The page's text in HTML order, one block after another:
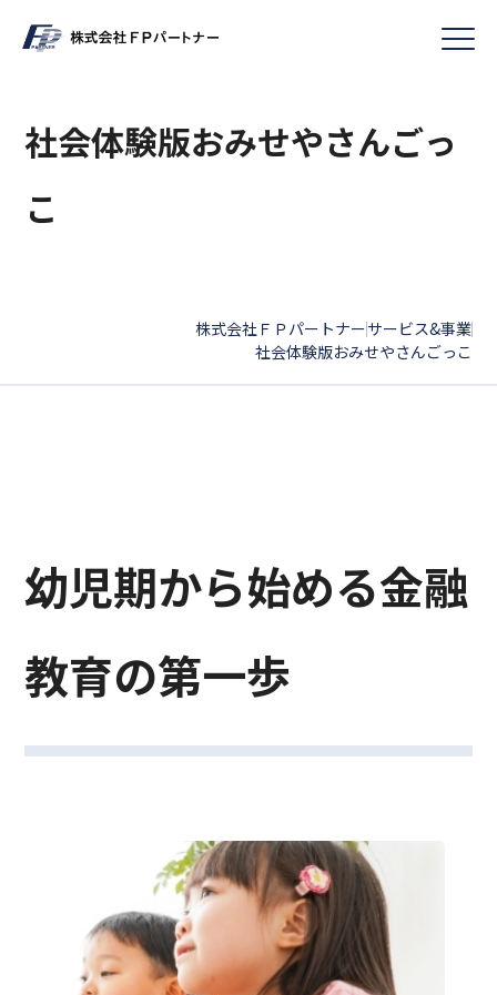
社会体験版おみせやさんごっ
こ
株式会社ＦＰパートナー|
サービス&事業
社会体験版おみせやさんごっこ
幼児期から始める金融
教育の第一歩